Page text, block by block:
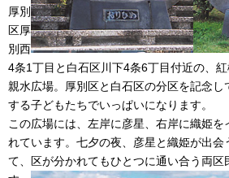
厚別
区厚
別西
4条1丁目と白石区川下4条6丁目付近の、
親水広場。厚別区と白石区の分区を記念し
する子どもたちでいっぱいになります。
この広場には、左岸に彦星、右岸に織姫を
れています。七夕の夜、彦星と織姫が出会
て、区が分かれてもひとつに通い合う両区